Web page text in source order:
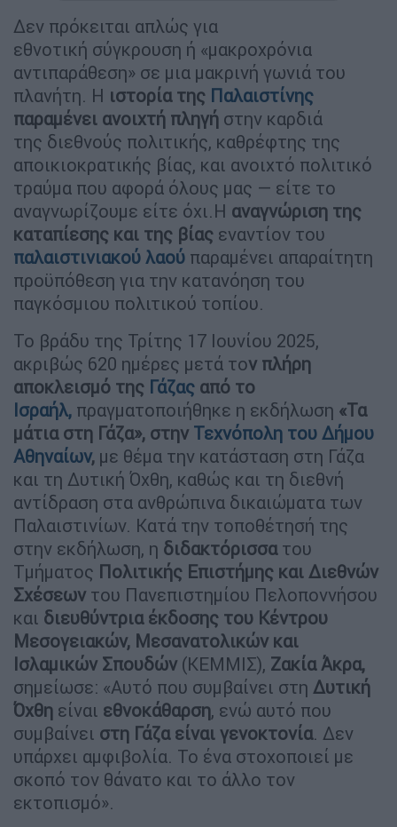
Δεν πρόκειται απλώς για
εθνοτική σύγκρουση ή «μακροχρόνια
αντιπαράθεση» σε μια μακρινή γωνιά του
πλανήτη. Η ιστορία της Παλαιστίνης
παραμένει ανοιχτή πληγή στην καρδιά
της διεθνούς πολιτικής, καθρέφτης της
αποικιοκρατικής βίας, και ανοιχτό πολιτικό
τραύμα που αφορά όλους μας — είτε το
αναγνωρίζουμε είτε όχι.Η αναγνώριση της
καταπίεσης και της βίας εναντίον του
παλαιστινιακού λαού παραμένει απαραίτητη
προϋπόθεση για την κατανόηση του
παγκόσμιου πολιτικού τοπίου.
Το βράδυ της Τρίτης 17 Ιουνίου 2025,
ακριβώς 620 ημέρες μετά τον πλήρη
αποκλεισμό της Γάζας από το
Ισραήλ, πραγματοποιήθηκε η εκδήλωση «Τα
μάτια στη Γάζα», στην Τεχνόπολη του Δήμου
Αθηναίων, με θέμα την κατάσταση στη Γάζα
και τη Δυτική Όχθη, καθώς και τη διεθνή
αντίδραση στα ανθρώπινα δικαιώματα των
Παλαιστινίων. Κατά την τοποθέτησή της
στην εκδήλωση, η διδακτόρισσατου
Τμήματος Πολιτικής Επιστήμης και Διεθνών
Σχέσεων του Πανεπιστημίου Πελοποννήσου
και διευθύντρια έκδοσης του Κέντρου
Μεσογειακών, Μεσανατολικών και
Ισλαμικών Σπουδών (ΚΕΜΜΙΣ), Ζακία Άκρα,
σημείωσε: «Αυτό που συμβαίνει στη Δυτική
Όχθη είναι εθνοκάθαρση, ενώ αυτό που
συμβαίνει στη Γάζα είναι γενοκτονία. Δεν
υπάρχει αμφιβολία. Το ένα στοχοποιεί με
σκοπό τον θάνατο και το άλλο τον
εκτοπισμό».